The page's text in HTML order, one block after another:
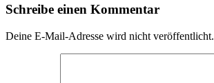
Schreibe einen Kommentar
Deine E-Mail-Adresse wird nicht veröffentlicht.